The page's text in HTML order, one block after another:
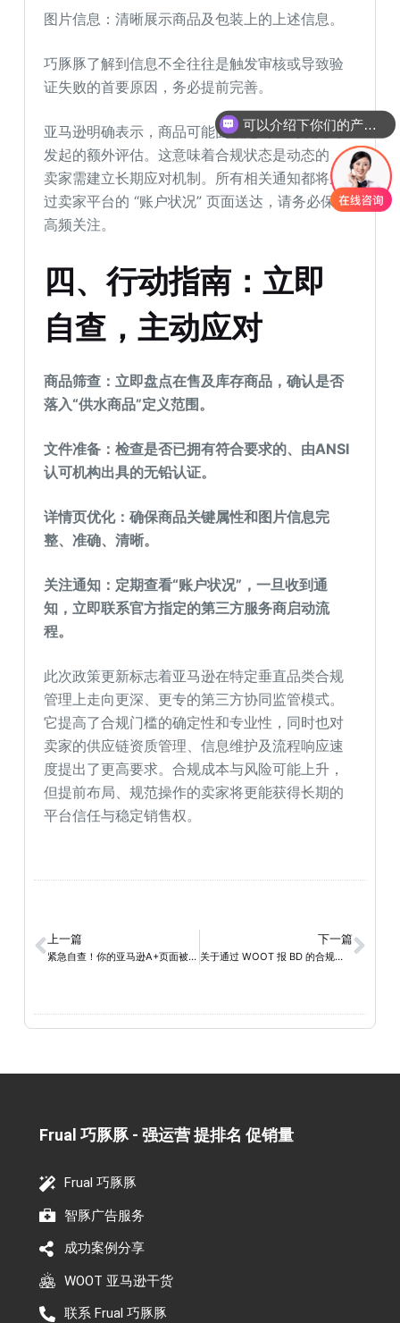
图片信息：清晰展示商品及包装上的上述信息。
巧豚豚了解到信息不全往往是触发审核或导致验
证失败的首要原因，务必提前完善。
亚马逊明确表示，商品可能面临定期检测或随时
发起的额外评估。这意味着合规状态是动态的，
卖家需建立长期应对机制。所有相关通知都将通
过卖家平台的 “账户状况” 页面送达，请务必保持
高频关注。
四、行动指南：立即
自查，主动应对
商品筛查：立即盘点在售及库存商品，确认是否
落入“供水商品”定义范围。
文件准备：检查是否已拥有符合要求的、由ANSI
认可机构出具的无铅认证。
详情页优化：确保商品关键属性和图片信息完
整、准确、清晰。
关注通知：定期查看“账户状况”，一旦收到通
知，立即联系官方指定的第三方服务商启动流
程。
此次政策更新标志着亚马逊在特定垂直品类合规
管理上走向更深、更专的第三方协同监管模式。
它提高了合规门槛的确定性和专业性，同时也对
卖家的供应链资质管理、信息维护及流程响应速
度提出了更高要求。合规成本与风险可能上升，
但提前布局、规范操作的卖家将更能获得长期的
平台信任与稳定销售权。
上一篇
紧急自查！你的亚马逊A+页面被AI“折叠”了吗？
下一篇
关于通过 WOOT 报 BD 的合规说明
Frual 巧豚豚 - 强运营 提排名 促销量​
Frual 巧豚豚
智豚广告服务
成功案例分享
WOOT 亚马逊干货
联系 Frual 巧豚豚
可以介绍下你们的产品么